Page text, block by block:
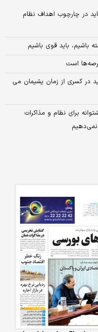
در چارچوب اهداف نظام
باشیم، باید قوی باشیم
است
در کسری از زمان پشیمان می
برای نظام و مذاکرات